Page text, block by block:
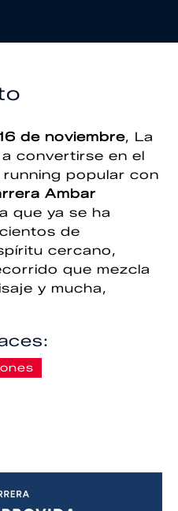
de noviembre, La
convertirse en el
popular con
Ambar
que ya se ha
de
cercano,
que mezcla
y mucha,